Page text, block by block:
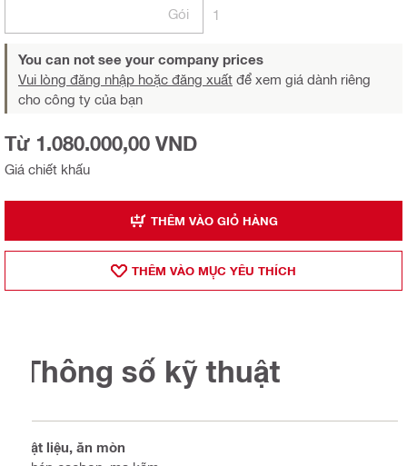
Gói 1
You can not see your company prices
Vui lòng đăng nhập hoặc đăng xuất để xem giá dành riêng
cho công ty của bạn
Giá chiết khấu
Từ 1.080.000,00 VND
THÊM VÀO GIỎ HÀNG
THÊM VÀO MỤ̣C YÊU THÍCH
Thông số kỹ thuật
Vật liệu, ăn mòn